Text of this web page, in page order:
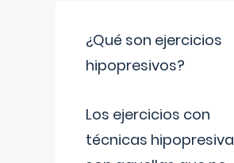
¿Qué son ejercicios
hipopresivos?
Los ejercicios con
técnicas